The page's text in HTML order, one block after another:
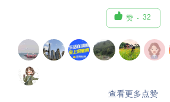
 赞 32
查看更多点赞